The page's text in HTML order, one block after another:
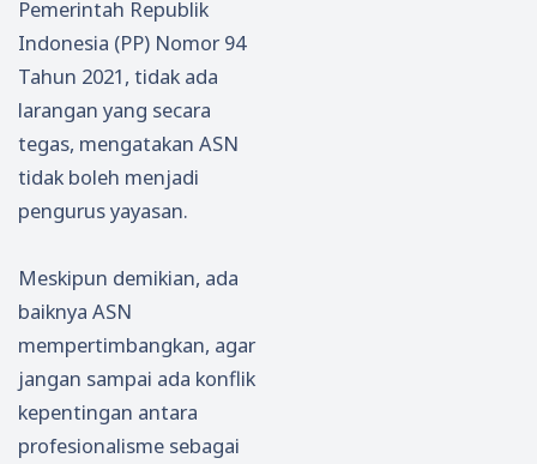
Pemerintah Republik
Indonesia (PP) Nomor 94
Tahun 2021, tidak ada
larangan yang secara
tegas, mengatakan ASN
tidak boleh menjadi
pengurus yayasan.
Meskipun demikian, ada
baiknya ASN
mempertimbangkan, agar
jangan sampai ada konflik
kepentingan antara
profesionalisme sebagai